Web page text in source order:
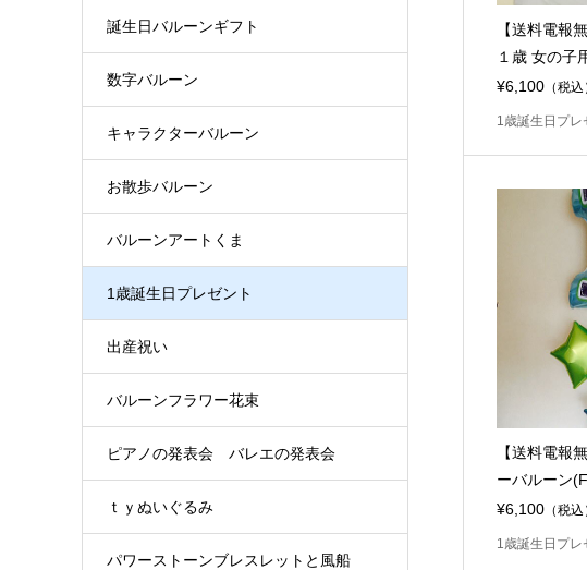
【送料電報
１歳 女の子
¥6,100（税込
1歳誕生日プレ
【送料電報
ーバルーン
¥6,100（税込
1歳誕生日プレ
誕生日バルーンギフト
数字バルーン
キャラクターバルーン
お散歩バルーン
バルーンアートくま
1歳誕生日プレゼント
出産祝い
バルーンフラワー花束
ピアノの発表会 バレエの発表会
ｔｙぬいぐるみ
パワーストーンブレスレットと風船